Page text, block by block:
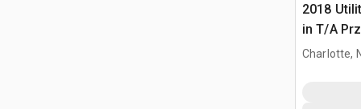
2018
in T/A
Charlotte,